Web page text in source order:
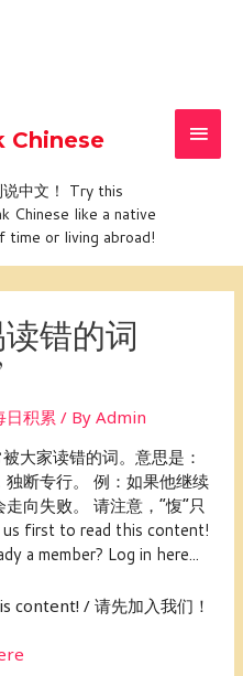
Chinese
中文！ Try this
Chinese like a native
time or living abroad!
错的词
积累 / ByAdmin
大家读错的词。意思是：
断专行。 例：如果他继续
向失败。 请注意，“愎”只
first to read this content!
a member? Log in here...
content! / 请先加入我们！